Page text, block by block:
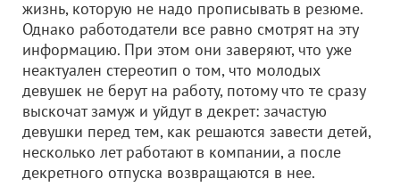
жизнь, которую не надо прописывать в резюме.
Однако работодатели все равно смотрят на эту
информацию. При этом они заверяют, что уже
неактуален стереотип о том, что молодых
девушек не берут на работу, потому что те сразу
выскочат замуж и уйдут в декрет: зачастую
девушки перед тем, как решаются завести детей,
несколько лет работают в компании, а после
декретного отпуска возвращаются в нее.